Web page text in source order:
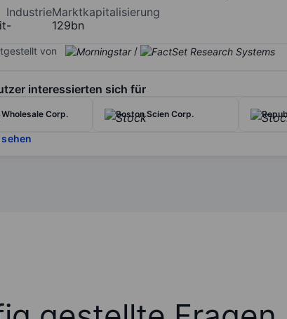
Industrie
-
Marktkapitalisierung
129bn
von /
interessierten sich für
Corp. Boston Scien Corp.